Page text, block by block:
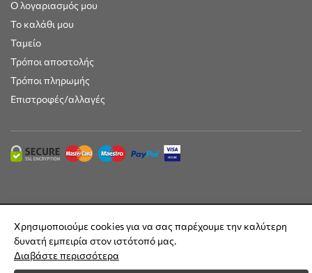
Ο λογαριασμός μου
Το καλάθι μου
Ταμείο
Τρόποι αποστολής
Τρόποι πληρωμής
Επιστροφές/αλλαγές
Built byDesignFlow
Χρησιμοποιούμε cookies για να σας παρέχουμε την καλύτερη
δυνατή εμπειρία στον ιστότοπό μας.
Διαβάστε περισσότερα